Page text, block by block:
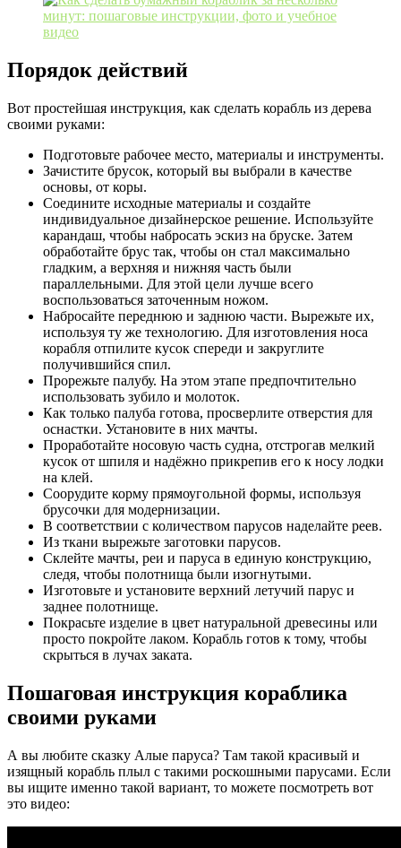
Порядок действий
Вот простейшая инструкция, как сделать корабль из дерева
своими руками:
Подготовьте рабочее место, материалы и инструменты.
Зачистите брусок, который вы выбрали в качестве
основы, от коры.
Соедините исходные материалы и создайте
индивидуальное дизайнерское решение. Используйте
карандаш, чтобы набросать эскиз на бруске. Затем
обработайте брус так, чтобы он стал максимально
гладким, а верхняя и нижняя часть были
параллельными. Для этой цели лучше всего
воспользоваться заточенным ножом.
Набросайте переднюю и заднюю части. Вырежьте их,
используя ту же технологию. Для изготовления носа
корабля отпилите кусок спереди и закруглите
получившийся спил.
Прорежьте палубу. На этом этапе предпочтительно
использовать зубило и молоток.
Как только палуба готова, просверлите отверстия для
оснастки. Установите в них мачты.
Проработайте носовую часть судна, отстрогав мелкий
кусок от шпиля и надёжно прикрепив его к носу лодки
на клей.
Соорудите корму прямоугольной формы, используя
брусочки для модернизации.
В соответствии с количеством парусов наделайте реев.
Из ткани вырежьте заготовки парусов.
Склейте мачты, реи и паруса в единую конструкцию,
следя, чтобы полотнища были изогнутыми.
Изготовьте и установите верхний летучий парус и
заднее полотнище.
Покрасьте изделие в цвет натуральной древесины или
просто покройте лаком. Корабль готов к тому, чтобы
скрыться в лучах заката.
Пошаговая инструкция кораблика
своими руками
А вы любите сказку Алые паруса? Там такой красивый и
изящный корабль плыл с такими роскошными парусами. Если
вы ищите именно такой вариант, то можете посмотреть вот
это видео: